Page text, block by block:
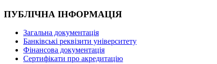
ПУБЛІЧНА ІНФОРМАЦІЯ
Загальна документація
Банківські реквізити університету
Фінансова документація
Сертифікати про акредитацію